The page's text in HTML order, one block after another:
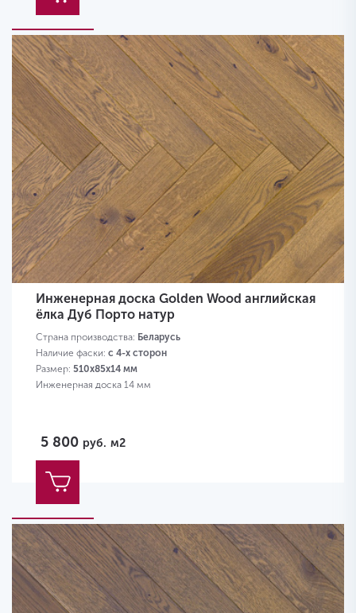
Инженерная доска Golden Wood английская
ёлка Дуб Порто натур
Страна производства: Беларусь
Наличие фаски: с 4-х сторон
Размер: 510х85х14 мм
Инженерная доска 14 мм
5 800 руб. м2